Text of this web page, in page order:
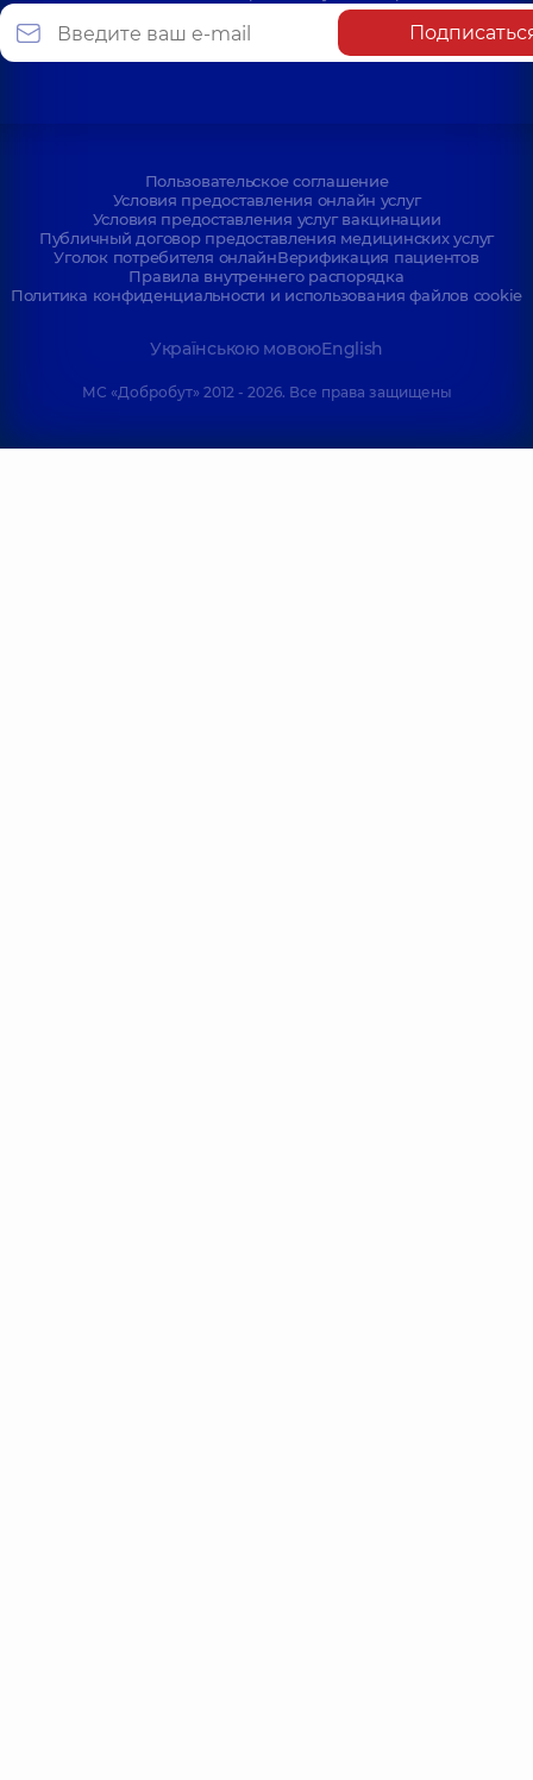
Пользовательское соглашение
Условия предоставления онлайн услуг
Условия предоставления услуг вакцинации
Публичный договор предоставления медицинских услуг
Уголок потребителя онлайнВерификация пациентов
Правила внутреннего распорядка
Политика конфиденциальности и использования файлов cookie
Українською мовоюEnglish
МС «Добробут» 2012 - 2026. Все права защищены